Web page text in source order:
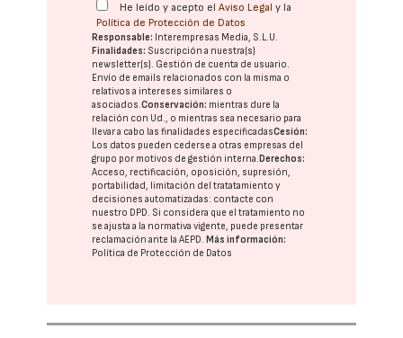
He leído y acepto elAviso Legal y la
Política de Protección de Datos
Responsable: Interempresas Media, S.L.U.
Finalidades: Suscripción a nuestra(s)
newsletter(s). Gestión de cuenta de usuario.
Envío de emails relacionados con la misma o
relativos a intereses similares o
asociados.Conservación: mientras dure la
relación con Ud., o mientras sea necesario para
llevar a cabo las finalidades especificadasCesión:
Los datos pueden cederse a otras empresas del
grupo por motivos de gestión interna. Derechos:
Acceso, rectificación, oposición, supresión,
portabilidad, limitación del tratatamiento y
decisiones automatizadas: contacte con
nuestro DPD. Si considera que el tratamiento no
se ajusta a la normativa vigente, puede presentar
reclamación ante laAEPD. Más información:
Política de Protección de Datos